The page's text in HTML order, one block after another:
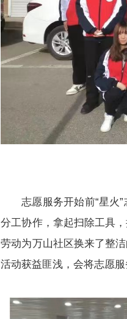
志愿服务开始前“星火
分工协作，拿起扫除工具
劳动为万山社区换来了整
活动获益匪浅，会将志愿服